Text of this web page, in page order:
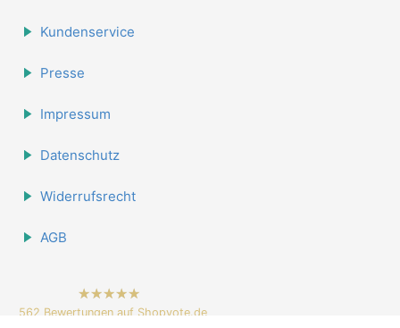
Kundenservice
Presse
Impressum
Datenschutz
Widerrufsrecht
AGB
hat4.84
562 Bewertungen auf Shopvote.de